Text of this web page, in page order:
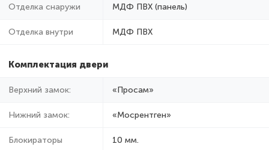
Отделка снаружи МДФ ПВХ (панель)
Отделка внутри МДФ ПВХ
Комплектация двери
Верхний замок: «Просам»
Нижний замок: «Мосрентген»
Блокираторы 10 мм.